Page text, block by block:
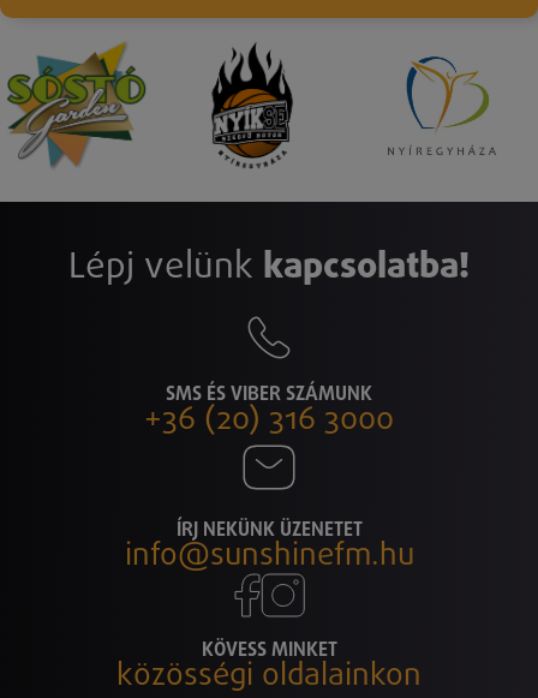
Lépj velünk kapcsolatba!
SMS ÉS VIBER SZÁMUNK
+36 (20) 316 3000
ÍRJ NEKÜNK ÜZENETET
info@sunshinefm.hu
KÖVESS MINKET
közösségi oldalainkon